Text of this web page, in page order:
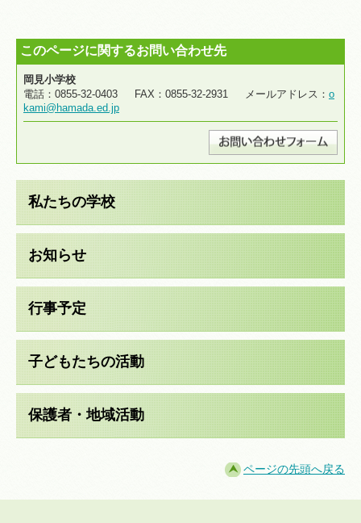
このページに関するお問い合わせ先
岡見小学校
電話：0855-32-0403 FAX：0855-32-2931 メールアドレス： o
kami@hamada.ed.jp
私たちの学校
お知らせ
行事予定
子どもたちの活動
保護者・地域活動
ページの先頭へ戻る